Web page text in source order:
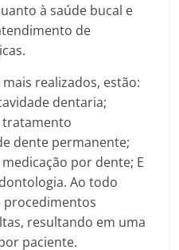
à saúde bucal e
de
realizados, estão:
dentaria;
tratamento
dente permanente;
por dente; E
Ao todo
procedimentos
resultando em uma
paciente.